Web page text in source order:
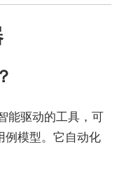
能驱动的工具，可
例模型。它自动化